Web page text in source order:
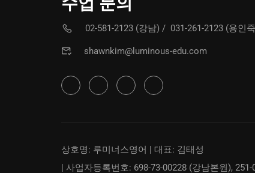
02-581-2123 (강남) / 031-261-2123 (용인
shawnkim@luminous-edu.com
상호명: 루미너스영어 | 대표: 김태성
| 사업자등록번호: 698-73-00228 (강남본원),